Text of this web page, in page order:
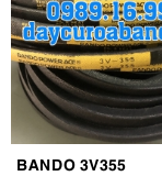
BANDO 3V355